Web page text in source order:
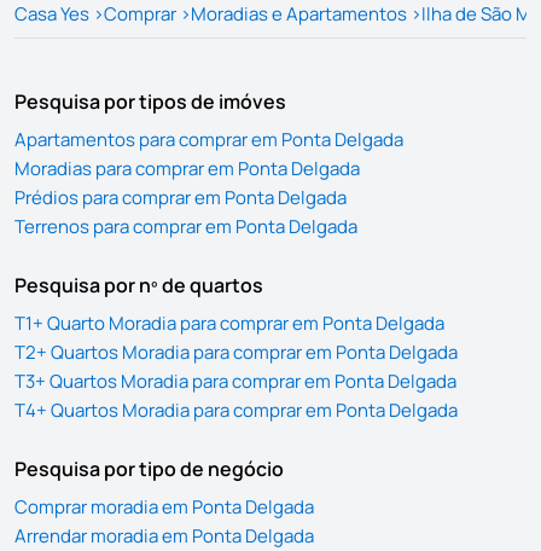
Casa Yes >Comprar >Moradias e Apartamentos >Ilha de São
Pesquisa por tipos de imóves
Apartamentos para comprar em Ponta Delgada
Moradias para comprar em Ponta Delgada
Prédios para comprar em Ponta Delgada
Terrenos para comprar em Ponta Delgada
Pesquisa por nº de quartos
T1+ Quarto Moradia para comprar em Ponta Delgada
T2+ Quartos Moradia para comprar em Ponta Delgada
T3+ Quartos Moradia para comprar em Ponta Delgada
T4+ Quartos Moradia para comprar em Ponta Delgada
Pesquisa por tipo de negócio
Comprar moradia em Ponta Delgada
Arrendar moradia em Ponta Delgada